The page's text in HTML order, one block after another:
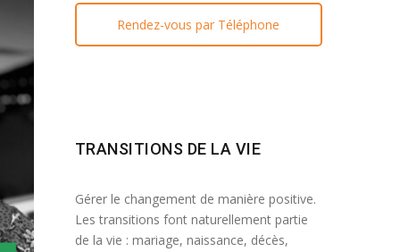
Rendez-vous par Téléphone
TRANSITIONS DE LA VIE
Gérer le changement de manière positive.
Les transitions font naturellement partie
de la vie : mariage, naissance, décès,